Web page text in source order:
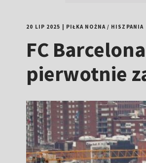
20 LIP 2025 PIŁKA NOŻNA/ HISZPANIA
FC
pierwotnie